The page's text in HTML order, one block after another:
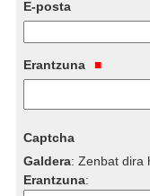
E-posta
Erantzuna
Captcha
Galdera:Zenbat dira
Erantzuna: